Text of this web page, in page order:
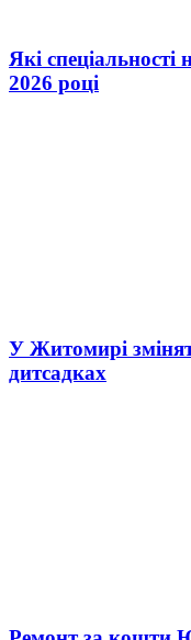
Які
2026 році
У Житомирі
дитсадках